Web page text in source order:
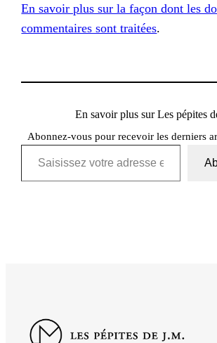
En savoir plus sur la façon dont les
commentaires sont traitées.
En savoir plus sur Les pépites
Abonnez-vous pour recevoir les derniers
Saisissez votre adresse e-mail…